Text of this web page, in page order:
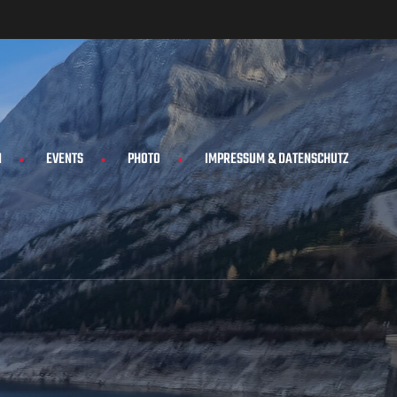
EVENTS PHOTO IMPRESSUM & DATENSCHUTZ